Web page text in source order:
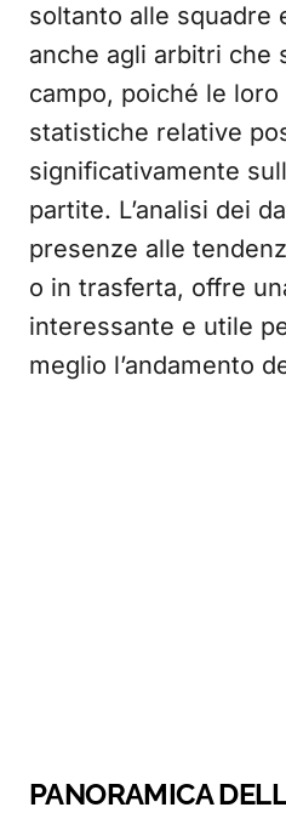
soltanto alle squadre
anche agli arbitri che
campo, poiché le
statistiche relative
significativamente
partite. L’analisi dei
presenze alle
o in trasferta, offre
interessante e utile
meglio l’andamento
PANORAMICA